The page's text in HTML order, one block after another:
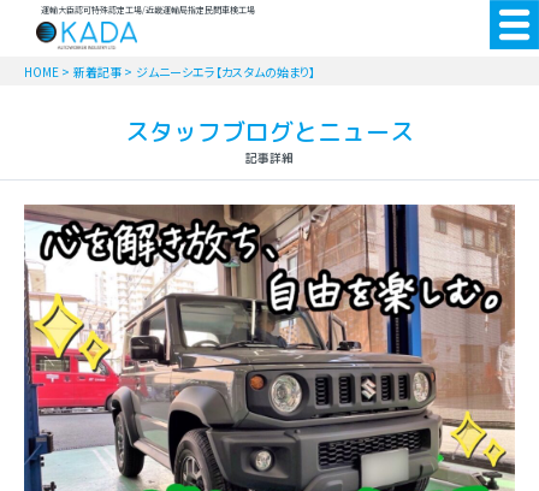
運輸大臣認可特殊認定工場/近畿運輸局指定民間車検工場
HOME > 新着記事 > ジムニーシエラ【カスタムの始まり】
スタッフブログとニュース
記事詳細